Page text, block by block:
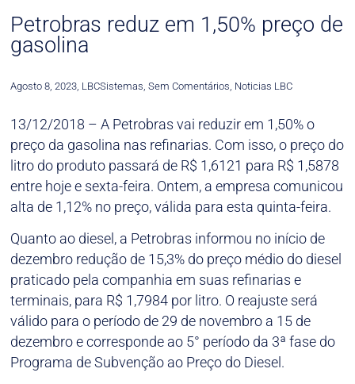
Petrobras reduz em 1,50% preço de
gasolina
Agosto 8, 2023, LBCSistemas, Sem Comentários, Noticias LBC
13/12/2018 – A Petrobras vai reduzir em 1,50% o
preço da gasolina nas refinarias. Com isso, o preço do
litro do produto passará de R$ 1,6121 para R$ 1,5878
entre hoje e sexta-feira. Ontem, a empresa comunicou
alta de 1,12% no preço, válida para esta quinta-feira.
Quanto ao diesel, a Petrobras informou no início de
dezembro redução de 15,3% do preço médio do diesel
praticado pela companhia em suas refinarias e
terminais, para R$ 1,7984 por litro. O reajuste será
válido para o período de 29 de novembro a 15 de
dezembro e corresponde ao 5° período da 3ª fase do
Programa de Subvenção ao Preço do Diesel.